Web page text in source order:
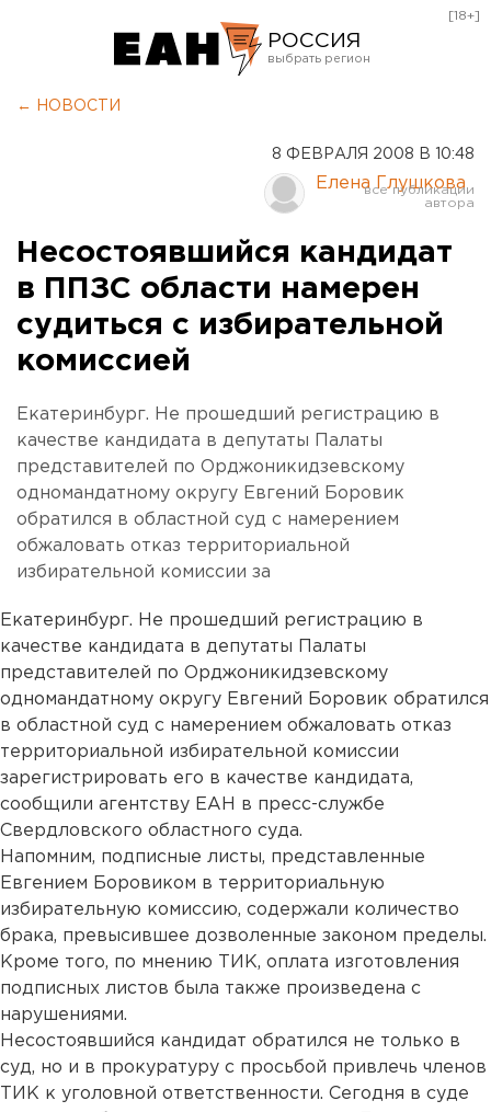
РОССИЯ
Курган
Оренбург
[18+]
← НОВОСТИ
8 ФЕВРАЛЯ 2008 В 10:48
Елена Глушкова
Несостоявшийся кандидат
в ППЗС области намерен
судиться с избирательной
комиссией
Екатеринбург. Не прошедший регистрацию в
качестве кандидата в депутаты Палаты
представителей по Орджоникидзевскому
одномандатному округу Евгений Боровик
обратился в областной суд с намерением
обжаловать отказ территориальной
избирательной комиссии за
Екатеринбург. Не прошедший регистрацию в
качестве кандидата в депутаты Палаты
представителей по Орджоникидзевскому
одномандатному округу Евгений Боровик обратился
в областной суд с намерением обжаловать отказ
территориальной избирательной комиссии
зарегистрировать его в качестве кандидата,
сообщили агентству ЕАН в пресс-службе
Свердловского областного суда.
Напомним, подписные листы, представленные
Евгением Боровиком в территориальную
избирательную комиссию, содержали количество
брака, превысившее дозволенные законом пределы.
Кроме того, по мнению ТИК, оплата изготовления
подписных листов была также произведена с
нарушениями.
Несостоявшийся кандидат обратился не только в
суд, но и в прокуратуру с просьбой привлечь членов
ТИК к уголовной ответственности. Сегодня в суде